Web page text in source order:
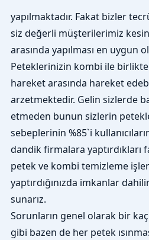
yapılmaktadır. Fakat bizler
siz değerli müşterilerimiz
arasında yapılması en uygun
Peteklerinizin kombi ile birlikte
hareket arasında hareket
arzetmektedir. Gelin sizlerde
etmeden bunun sizlerin
sebeplerinin %85`i
dandik firmalara yaptırdıkları
petek ve kombi temizleme
yaptırdığınızda imkanlar
sunarız.
Sorunların genel olarak bir
gibi bazen de her petek